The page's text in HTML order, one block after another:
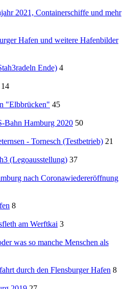
2021, Containerschiffe und mehr
Hafen und weitere Hafenbilder
Ende) 4
14
"Elbbrücken" 45
Bahn Hamburg 2020 50
- Tornesch (Testbetrieb) 21
(Legoausstellung) 37
nach Coronawiedereröffnung
8
am Werftkai 3
was so manche Menschen als
durch den Flensburger Hafen 8